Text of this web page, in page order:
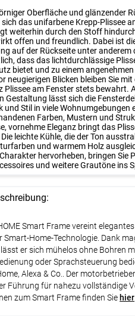
Oberfläche und glänzender
das unifarbene Krepp-Plissee
weiterhin durch den Stoff
offen und freundlich. Dabei ist
auf der Rückseite unter anderem
dass das lichtdurchlässige
bietet und zu einem
neugierigen Blicken bleiben Sie mit
Plissee am Fenster stets bewahrt.
Gestaltung lässt sich die
und Stil in viele Wohnumgebungen
Farben, Mustern und
vornehme Eleganz bringt das
leichte Kühle, die der Ton
und warmem Holz
hervorheben, bringen Sie
und weitere Grautöne ins
Smart Frame vereint
Smart-Home-Technologie. Dank
er sich mühelos ohne Bohren
oder Sprachsteuerung
Alexa & Co.. Der
Führung für nahezu vollständige
zum Smart Frame finden Sie hier